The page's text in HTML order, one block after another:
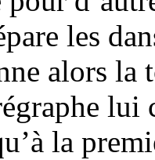
les
alors la
la